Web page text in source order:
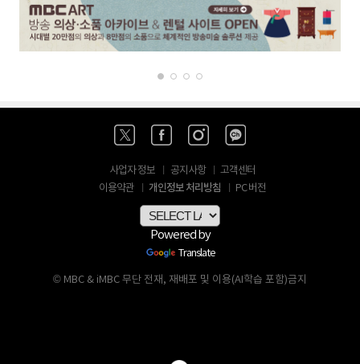
사업자 정보 공지사항
고객센터
이용약관
개인정보 처리방침 PC 버전
Powered by
Translate
© MBC & iMBC 무단 전재, 재배포 및 이용(AI학습 포함)금지